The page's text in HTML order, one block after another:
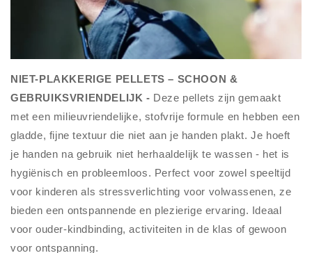
NIET-PLAKKERIGE PELLETS – SCHOON &
GEBRUIKSVRIENDELIJK - Deze pellets zijn gemaakt
met een milieuvriendelijke, stofvrije formule en hebben een
gladde, fijne textuur die niet aan je handen plakt. Je hoeft
je handen na gebruik niet herhaaldelijk te wassen - het is
hygiënisch en probleemloos. Perfect voor zowel speeltijd
voor kinderen als stressverlichting voor volwassenen, ze
bieden een ontspannende en plezierige ervaring. Ideaal
voor ouder-kindbinding, activiteiten in de klas of gewoon
voor ontspanning.